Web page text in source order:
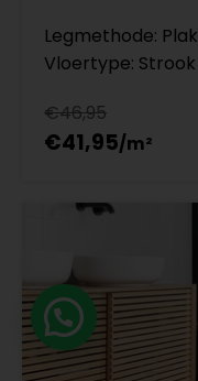
Legmethode: Plak
Vloertype: Strook
€46,95
€41,95